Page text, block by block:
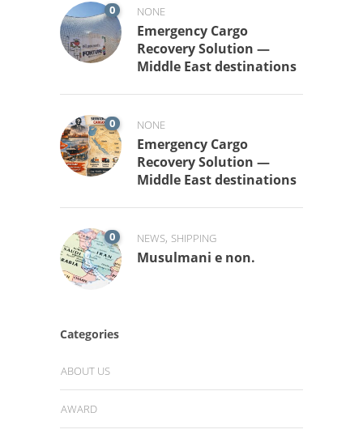
0 NONE
Emergency Cargo
Recovery Solution —
Middle East destinations
0 NONE
Emergency Cargo
Recovery Solution —
Middle East destinations
0 NEWS, SHIPPING
Musulmani e non.
Categories
ABOUT US
AWARD